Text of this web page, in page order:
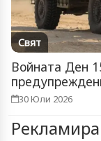
Свят
Войната Ден
30 Юли 2026